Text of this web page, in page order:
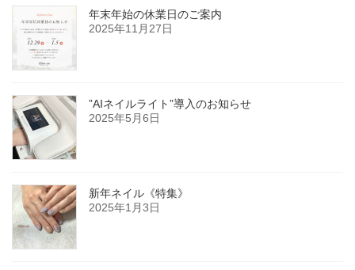
年末年始の休業日のご案内
2025年11月27日
”AIネイルライト”導入のお知らせ
2025年5月6日
新年ネイル《特集》
2025年1月3日